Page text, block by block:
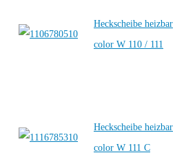
Heckscheibe heizbar
color W 110 / 111
Heckscheibe heizbar
color W 111 C